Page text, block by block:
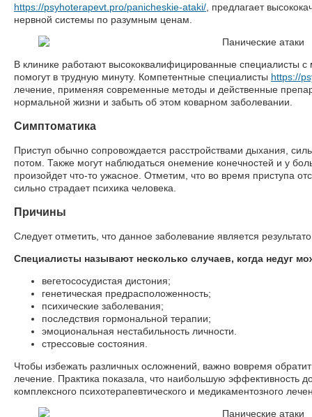
https://psyhoterapevt.pro/panicheskie-ataki/ , предлагает
нервной системы по разумным ценам.
В клинике работают высококвалифицированные специалисты
помогут в трудную минуту. Компетентные специалисты https://
лечение, применяя современные методы и действенные
нормальной жизни и забыть об этом коварном заболевании.
Симптоматика
Приступ обычно сопровождается расстройствами дыхания,
потом. Также могут наблюдаться онемение конечностей и у
произойдет что-то ужасное. Отметим, что во время приступа
сильно страдает психика человека.
Причины
Следует отметить, что данное заболевание является
Специалисты называют несколько случаев, когда недуг
вегетососудистая дистония;
генетическая предрасположенность;
психические заболевания;
последствия гормональной терапии;
эмоциональная нестабильность личности.
стрессовые состояния.
Чтобы избежать различных осложнений, важно вовремя
лечение. Практика показала, что наибольшую эффективность
комплексного психотерапевтического и медикаментозного